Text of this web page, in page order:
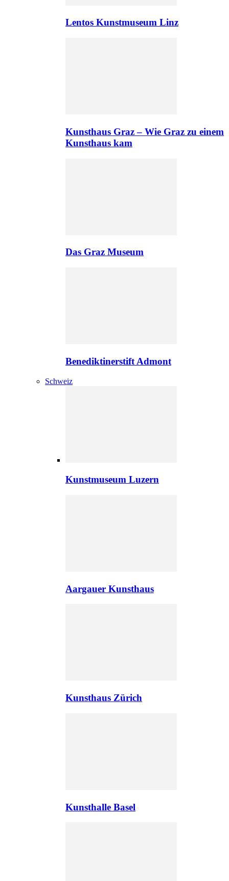
Lentos Kunstmuseum Linz
Kunsthaus Graz – Wie Graz zu einem
Kunsthaus kam
Das Graz Museum
Benediktinerstift Admont
Schweiz
Kunstmuseum Luzern
Aargauer Kunsthaus
Kunsthaus Zürich
Kunsthalle Basel